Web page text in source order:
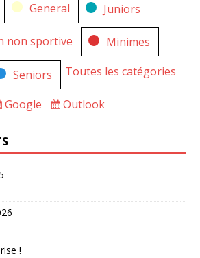
General Juniors
non sportive Minimes
Seniors Toutes les catégories
Subscribe
Google
Subscribe
Outlook
!